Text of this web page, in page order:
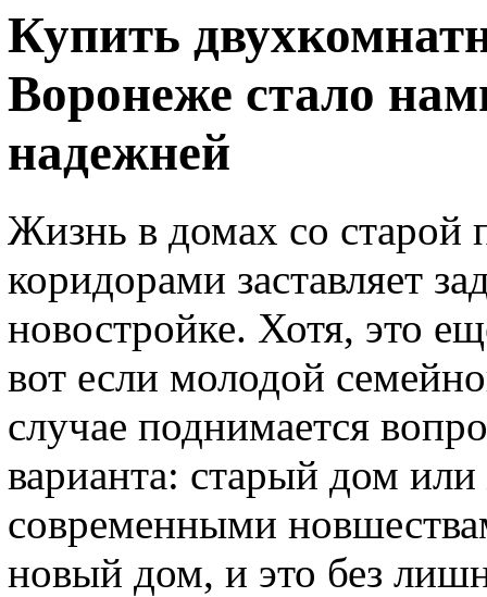
Купить
Воронеже стало
надежней
Жизнь в домах со старой
коридорами заставляет
новостройке. Хотя, это
вот если молодой
случае поднимается
варианта: старый дом
современными
новый дом, и это без